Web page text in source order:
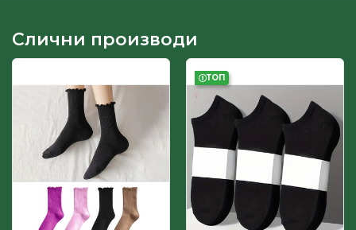
Слични производи
ТОП